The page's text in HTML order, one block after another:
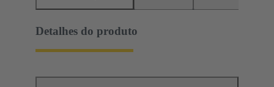
Detalhes do produto